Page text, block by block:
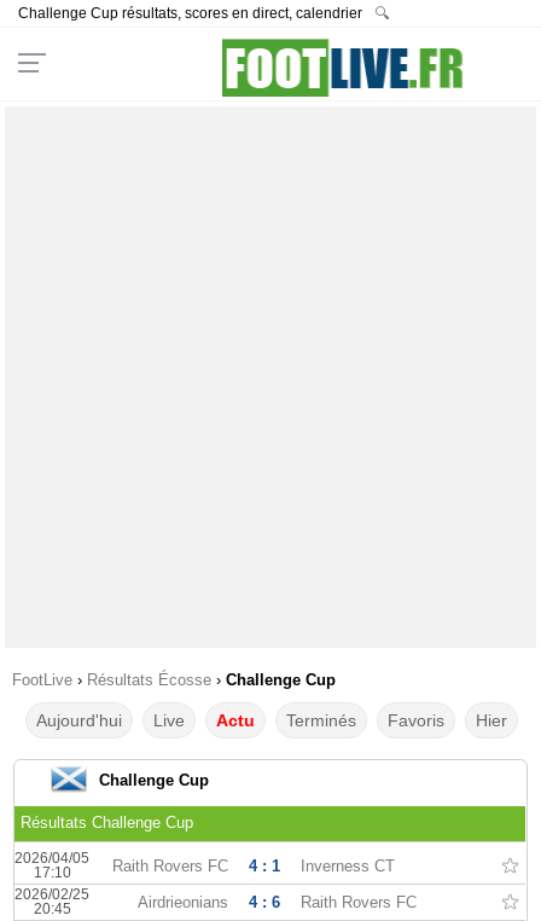
Challenge Cup résultats, scores en direct, calendrier 🔍
FootLive › Résultats Écosse › Challenge Cup
Aujourd'hui Live Actu Terminés Favoris Hier
Challenge Cup
Résultats Challenge Cup
2026/04/05
17:10
Raith Rovers FC 4 : 1 Inverness CT
2026/02/25
20:45
Airdrieonians 4 : 6 Raith Rovers FC